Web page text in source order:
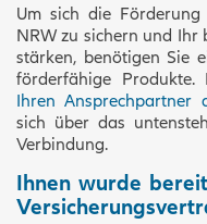
Um sich die
NRW zu sichern und Ihr
stärken, benötigen Sie
förderfähige
Ihren Ansprechpartner
sich über das
Verbindung.
Ihnen wurde